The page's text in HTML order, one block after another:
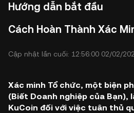
Hướng dẫn bắt đầu
Cách Hoàn Thành Xác
Cập nhật lần cuối: 12:56:00 02/02/
Xác minh Tổ chức, một biện
(Biết Doanh nghiệp của Bạn),
KuCoin đối với việc tuân thủ